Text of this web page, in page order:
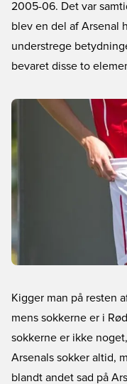
2005-06. Det var
blev en del af Arsenal
understrege
bevaret disse to
Kigger man på resten
mens sokkerne er i
sokkerne er ikke
Arsenals sokker altid,
blandt andet sad på